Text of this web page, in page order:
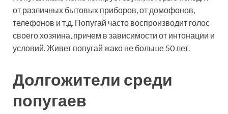
от различных бытовых приборов, от домофонов,
телефонов и т.д. Попугай часто воспроизводит голос
своего хозяина, причем в зависимости от интонации и
условий. Живет попугай жако не больше 50 лет.
Долгожители среди
попугаев